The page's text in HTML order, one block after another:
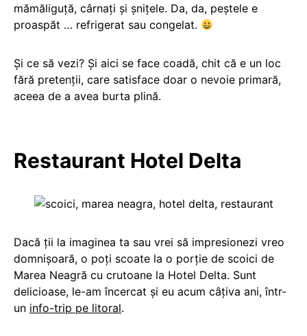
mămăliguță, cârnați și șnițele. Da, da, peștele e
proaspăt … refrigerat sau congelat.
Și ce să vezi? Și aici se face coadă, chit că e un loc
fără pretenții, care satisface doar o nevoie primară,
aceea de a avea burta plină.
Restaurant Hotel Delta
Dacă ții la imaginea ta sau vrei să impresionezi vreo
domnișoară, o poți scoate la o porție de scoici de
Marea Neagră cu crutoane la Hotel Delta. Sunt
delicioase, le-am încercat și eu acum câțiva ani, într-
un info-trip pe litoral.